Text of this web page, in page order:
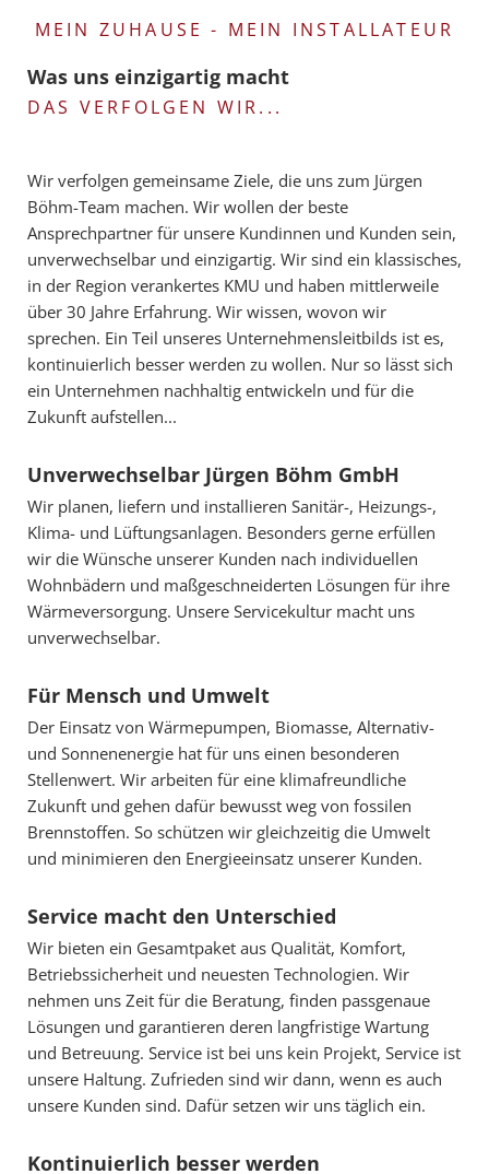
MEIN ZUHAUSE - MEIN INSTALLATEUR
Was uns einzigartig macht
DAS VERFOLGEN WIR...
Wir verfolgen gemeinsame Ziele, die uns zum Jürgen
Böhm-Team machen. Wir wollen der beste
Ansprechpartner für unsere Kundinnen und Kunden sein,
unverwechselbar und einzigartig. Wir sind ein klassisches,
in der Region verankertes KMU und haben mittlerweile
über 30 Jahre Erfahrung. Wir wissen, wovon wir
sprechen. Ein Teil unseres Unternehmensleitbilds ist es,
kontinuierlich besser werden zu wollen. Nur so lässt sich
ein Unternehmen nachhaltig entwickeln und für die
Zukunft aufstellen...
Unverwechselbar Jürgen Böhm GmbH
Wir planen, liefern und installieren Sanitär-, Heizungs-,
Klima- und Lüftungsanlagen. Besonders gerne erfüllen
wir die Wünsche unserer Kunden nach individuellen
Wohnbädern und maßgeschneiderten Lösungen für ihre
Wärmeversorgung. Unsere Servicekultur macht uns
unverwechselbar.
Für Mensch und Umwelt
Der Einsatz von Wärmepumpen, Biomasse, Alternativ-
und Sonnenenergie hat für uns einen besonderen
Stellenwert. Wir arbeiten für eine klimafreundliche
Zukunft und gehen dafür bewusst weg von fossilen
Brennstoffen. So schützen wir gleichzeitig die Umwelt
und minimieren den Energieeinsatz unserer Kunden.
Service macht den Unterschied
Wir bieten ein Gesamtpaket aus Qualität, Komfort,
Betriebssicherheit und neuesten Technologien. Wir
nehmen uns Zeit für die Beratung, finden passgenaue
Lösungen und garantieren deren langfristige Wartung
und Betreuung. Service ist bei uns kein Projekt, Service ist
unsere Haltung. Zufrieden sind wir dann, wenn es auch
unsere Kunden sind. Dafür setzen wir uns täglich ein.
Kontinuierlich besser werden